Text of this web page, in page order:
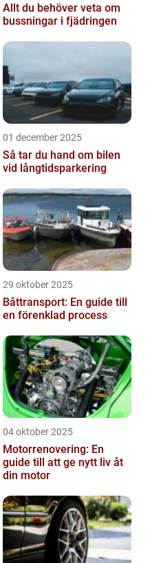
Allt du behöver veta om
bussningar i fjädringen
01 december 2025
Så tar du hand om bilen
vid långtidsparkering
29 oktober 2025
Båttransport: En guide till
en förenklad process
04 oktober 2025
Motorrenovering: En
guide till att ge nytt liv åt
din motor